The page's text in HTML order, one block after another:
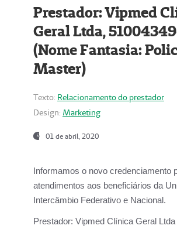
Prestador: Vipmed
Geral Ltda,
(Nome Fantasia:
Master)
Texto: Relacionamento do prestador
Design: Marketing
01 de abril, 2020
Informamos o novo credenciamento
atendimentos aos beneficiários da
Intercâmbio Federativo e Nacional.
Prestador: Vipmed Clínica Geral